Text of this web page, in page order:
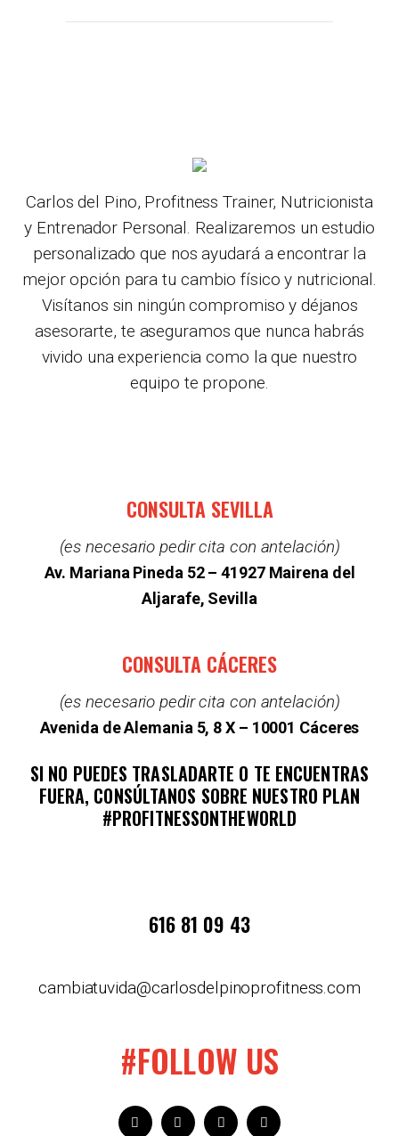
Carlos del Pino, Profitness Trainer, Nutricionista
y Entrenador Personal. Realizaremos un estudio
personalizado que nos ayudará a encontrar la
mejor opción para tu cambio físico y nutricional.
Visítanos sin ningún compromiso y déjanos
asesorarte, te aseguramos que nunca habrás
vivido una experiencia como la que nuestro
equipo te propone.
CONSULTA SEVILLA
(es necesario pedir cita con antelación)
Av. Mariana Pineda 52 –41927 Mairena del
Aljarafe, Sevilla
CONSULTA CÁCERES
(es necesario pedir cita con antelación)
Avenida de Alemania 5, 8 X – 10001 Cáceres
SI NO PUEDES TRASLADARTE O TE ENCUENTRAS
FUERA, CONSÚLTANOS SOBRE NUESTRO PLAN
#PROFITNESSONTHEWORLD
616 81 09 43
cambiatuvida@carlosdelpinoprofitness.com
#FOLLOW US